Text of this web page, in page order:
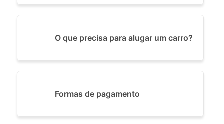
O que precisa para alugar um carro?
Formas de pagamento